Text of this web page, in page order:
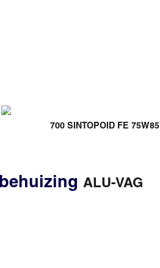
700 SINTOPOID FE 75W85
ALU-VAG